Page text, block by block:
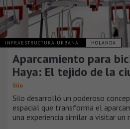
INFRAESTRUCTURA URBANA HOLANDA
Aparcamiento para
Haya: El tejido de la
Silo
Silo desarrolló un poderoso
espacial que transforma el
una experiencia similar a visitar un